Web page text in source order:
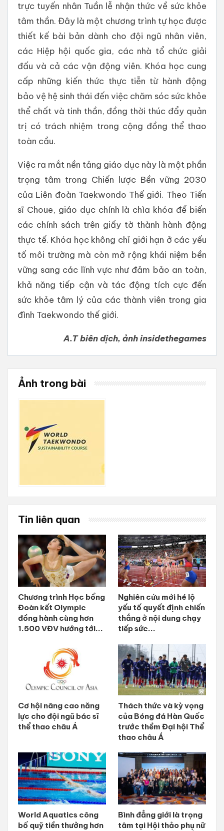
trực tuyến nhân Tuần lễ nhận thức về sức khỏe
tâm thần. Đây là một chương trình tự học được
thiết kế bài bản dành cho đội ngũ nhân viên,
các Hiệp hội quốc gia, các nhà tổ chức giải
đấu và cả các vận động viên. Khóa học cung
cấp những kiến thức thực tiễn từ hành động
bảo vệ hệ sinh thái đến việc chăm sóc sức khỏe
thể chất và tinh thần, đồng thời thúc đẩy quản
trị có trách nhiệm trong cộng đồng thể thao
toàn cầu.
Việc ra mắt nền tảng giáo dục này là một phần
trọng tâm trong Chiến lược Bền vững 2030
của Liên đoàn Taekwondo Thế giới. Theo Tiến
sĩ Choue, giáo dục chính là chìa khóa để biến
các chính sách trên giấy tờ thành hành động
thực tế. Khóa học không chỉ giới hạn ở các yếu
tố môi trường mà còn mở rộng khái niệm bền
vững sang các lĩnh vực như đảm bảo an toàn,
khả năng tiếp cận và tác động tích cực đến
sức khỏe tâm lý của các thành viên trong gia
đình Taekwondo thế giới.
A.T biên dịch, ảnh insidethegames
Ảnh trong bài
Tin liên quan
Chương trình Học bổng
Đoàn kết Olympic
đồng hành cùng hơn
1.500 VĐV hướng tới...
Nghiên cứu mới hé lộ
yếu tố quyết định chiến
thắng ở nội dung chạy
tiếp sức...
Cơ hội nâng cao năng
lực cho đội ngũ bác sĩ
thể thao châu Á
Thách thức và kỳ vọng
của Bóng đá Hàn Quốc
trước thềm Đại hội Thể
thao châu Á
World Aquatics công
bố quỹ tiền thưởng hơn
Bình đẳng giới là trọng
tâm tại Hội thảo phụ nữ